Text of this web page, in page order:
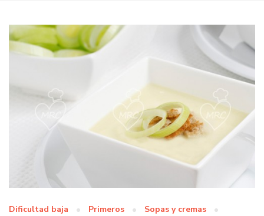
Dificultad baja Primeros
Sopas y cremas